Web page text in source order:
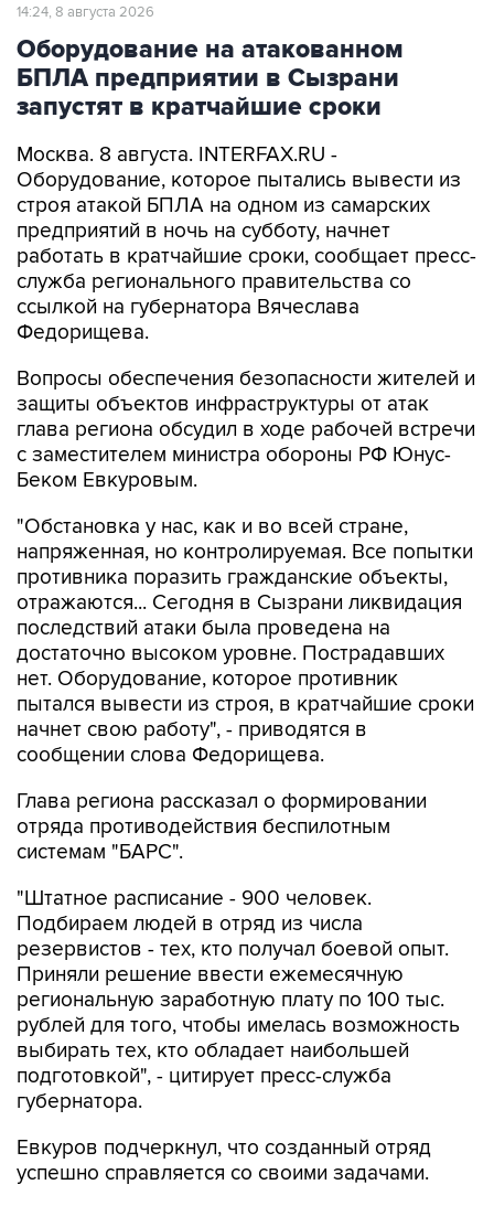
14:24, 8 августа 2026
Оборудование на атакованном
БПЛА предприятии в Сызрани
запустят в кратчайшие сроки
Москва. 8 августа. INTERFAX.RU -
Оборудование, которое пытались вывести из
строя атакой БПЛА на одном из самарских
предприятий в ночь на субботу, начнет
работать в кратчайшие сроки, сообщает пресс-
служба регионального правительства со
ссылкой на губернатора Вячеслава
Федорищева.
Вопросы обеспечения безопасности жителей и
защиты объектов инфраструктуры от атак
глава региона обсудил в ходе рабочей встречи
с заместителем министра обороны РФ Юнус-
Беком Евкуровым.
"Обстановка у нас, как и во всей стране,
напряженная, но контролируемая. Все попытки
противника поразить гражданские объекты,
отражаются... Сегодня в Сызрани ликвидация
последствий атаки была проведена на
достаточно высоком уровне. Пострадавших
нет. Оборудование, которое противник
пытался вывести из строя, в кратчайшие сроки
начнет свою работу", - приводятся в
сообщении слова Федорищева.
Глава региона рассказал о формировании
отряда противодействия беспилотным
системам "БАРС".
"Штатное расписание - 900 человек.
Подбираем людей в отряд из числа
резервистов - тех, кто получал боевой опыт.
Приняли решение ввести ежемесячную
региональную заработную плату по 100 тыс.
рублей для того, чтобы имелась возможность
выбирать тех, кто обладает наибольшей
подготовкой", - цитирует пресс-служба
губернатора.
Евкуров подчеркнул, что созданный отряд
успешно справляется со своими задачами.